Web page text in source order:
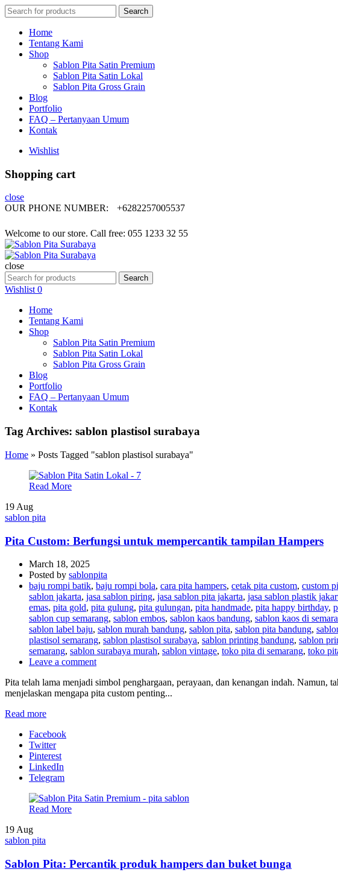
Search
for:
Search
Home
Tentang Kami
Shop
Sablon Pita Satin Premium
Sablon Pita Satin Lokal
Sablon Pita Gross Grain
Blog
Portfolio
FAQ – Pertanyaan Umum
Kontak
Wishlist
Shopping cart
close
OUR PHONE NUMBER:
+6282257005537
Welcome to our store. Call free: 055 1233 32 55
close
Search
for:
Search
Wishlist0
Home
Tentang Kami
Shop
Sablon Pita Satin Premium
Sablon Pita Satin Lokal
Sablon Pita Gross Grain
Blog
Portfolio
FAQ – Pertanyaan Umum
Kontak
Tag Archives: sablon plastisol surabaya
Home » Posts Tagged "sablon plastisol surabaya"
Read More
19 Aug
sablon pita
Pita Custom: Berfungsi untuk mempercantik tampilan Hampers
March 18, 2025
Posted by sablonpita
baju rompi batik, baju rompi bola, cara pita hampers, cetak pita custom, custom
sablon jakarta, jasa sablon piring, jasa sablon pita jakarta, jasa sablon plastik
emas, pita gold, pita gulung, pita gulungan, pita handmade, pita happy birthday,
sablon cup semarang, sablon embos, sablon kaos bandung, sablon kaos di
sablon label baju, sablon murah bandung, sablon pita, sablon pita bandung,
plastisol semarang, sablon plastisol surabaya, sablon printing bandung, sablon
semarang, sablon surabaya murah, sablon vintage, toko pita di semarang, toko
Leave a comment
Pita telah lama menjadi simbol penghargaan, perayaan, dan kenangan indah.
menjelaskan mengapa pita custom penting...
Read more
Facebook
Twitter
Pinterest
LinkedIn
Telegram
Read More
19 Aug
sablon pita
Sablon Pita: Percantik produk hampers dan buket bunga